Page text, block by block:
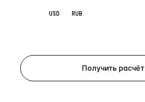
USD RUB
Получить расчёт